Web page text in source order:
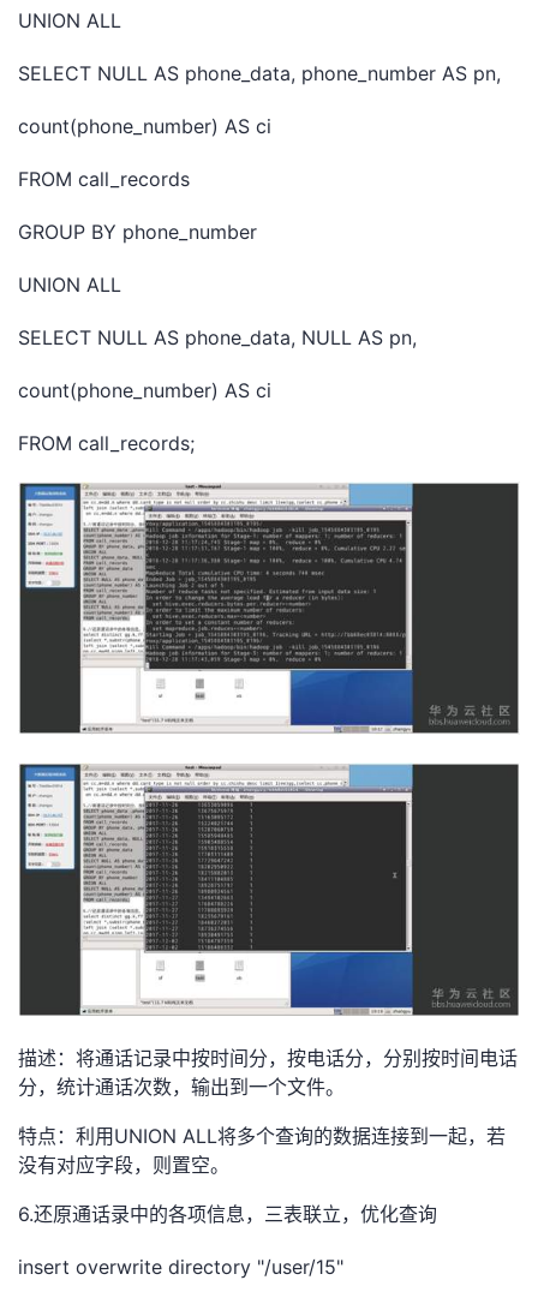
UNION ALL
SELECT NULL AS phone_data, phone_number AS pn,
count(phone_number) AS ci
FROM call_records
GROUP BY phone_number
UNION ALL
SELECT NULL AS phone_data, NULL AS pn,
count(phone_number) AS ci
FROM call_records;
描述：将通话记录中按时间分，按电话分，分别按时间电话
分，统计通话次数，输出到一个文件。
特点：利用 UNION ALL将多个查询的数据连接到一起，若
没有对应字段，则置空。
6.还原通话录中的各项信息，三表联立，优化查询
insert overwrite directory "/user/15"